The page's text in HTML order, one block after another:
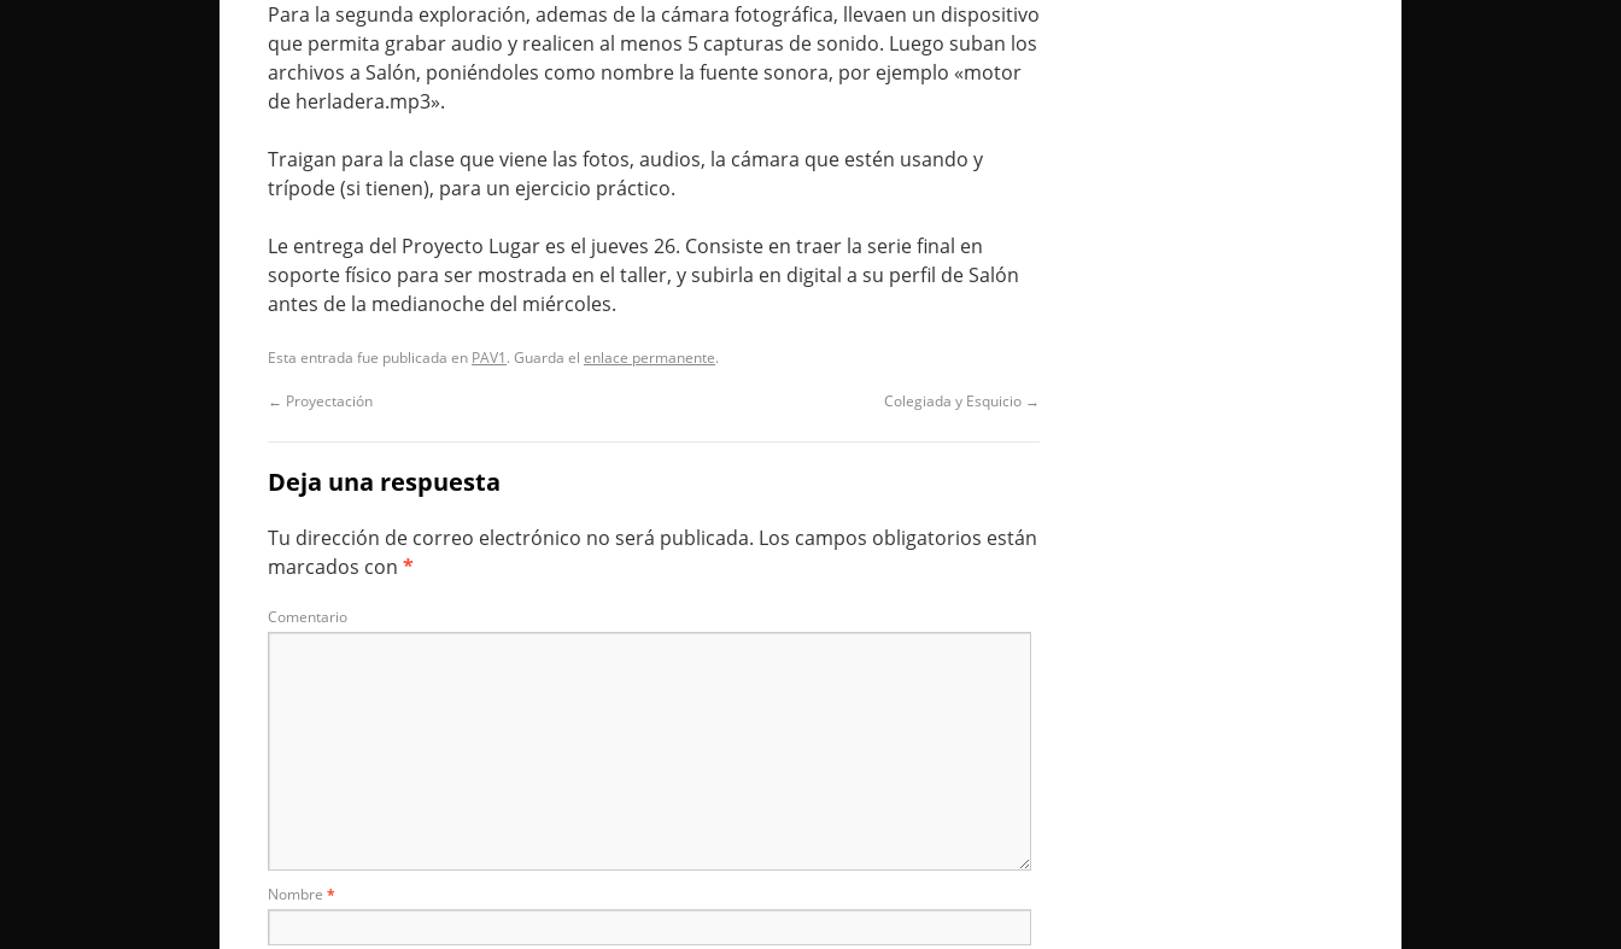
Para la segunda exploración, ademas de la cámara fotográfica, llevaen un dispositivo
que permita grabar audio y realicen al menos 5 capturas de sonido. Luego suban los
archivos a Salón, poniéndoles como nombre la fuente sonora, por ejemplo «motor
de herladera.mp3».
Traigan para la clase que viene las fotos, audios, la cámara que estén usando y
trípode (si tienen), para un ejercicio práctico.
Le entrega del Proyecto Lugar es el jueves 26. Consiste en traer la serie final en
soporte físico para ser mostrada en el taller, y subirla en digital a su perfil de Salón
antes de la medianoche del miércoles.
Esta entrada fue publicada en PAV1 . Guarda el enlace permanente.
← Proyectación Colegiada y Esquicio →
Deja una respuesta
Tu dirección de correo electrónico no será publicada. Los campos obligatorios están
marcados con *
Comentario
Nombre *